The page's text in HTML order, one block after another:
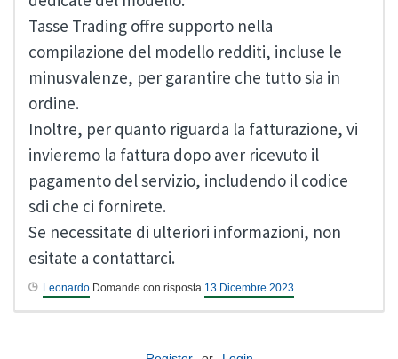
Tasse Trading offre supporto nella
compilazione del modello redditi, incluse le
minusvalenze, per garantire che tutto sia in
ordine.
Inoltre, per quanto riguarda la fatturazione, vi
invieremo la fattura dopo aver ricevuto il
pagamento del servizio, includendo il codice
sdi che ci fornirete.
Se necessitate di ulteriori informazioni, non
esitate a contattarci.
Leonardo Domande con risposta 13 Dicembre 2023